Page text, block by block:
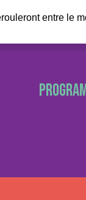
entre le